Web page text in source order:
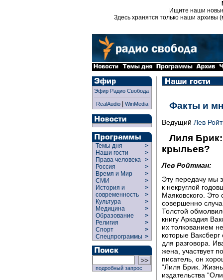
Ищите наши
Здесь хранятся только наши архивы
Эфир Радио Свобода
RealAudio| WinMedia
Темы дня
>
Наши гости
>
Права человека >
Россия
>
Время и Мир
>
СМИ
>
История и
современность
>
>
Культура
>
Медицина
>
Образование
>
Религия
>
Спорт
>
Спецпрограммы >
подробный запрос
Факты и
Ведущий Лев
Лиля Брик:
крыльев?
Лев Ройтман:
Эту передачу мы
к некруглой
Маяковского. Это
совершенно
Толстой
книгу Аркадия
их толкованием
которые
для разговора.
жена, участвует
писатель, он
“Лиля Брик.
издательства